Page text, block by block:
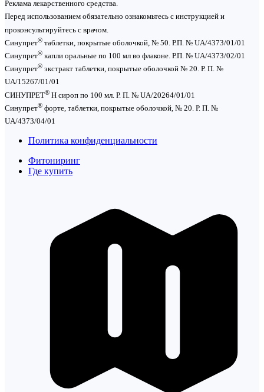
Реклама лекарственного средства.
Перед использованием обязательно ознакомьтесь с инструкцией и
проконсультируйтесь с врачом.
Синупрет® таблетки, покрытые оболочкой, № 50. Р.П. № UA/4373/01/01
Синупрет® капли оральные по 100 мл во флаконе. Р.П. № UA/4373/02/01
Синупрет® экстракт таблетки, покрытые оболочкой № 20. Р. П. №
UA/15267/01/01
СИНУПРЕТ® Н сироп по 100 мл. Р. П. № UA/20264/01/01
Синупрет® форте, таблетки, покрытые оболочкой, № 20. Р. П. №
UA/4373/04/01
Политика конфиденциальности
Фитониринг
Где купить